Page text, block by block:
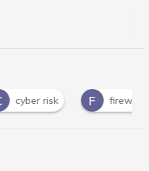
F firewall F